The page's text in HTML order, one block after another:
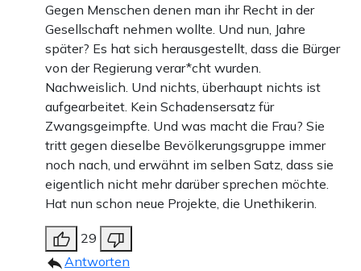
Gegen Menschen denen man ihr Recht in der
Gesellschaft nehmen wollte. Und nun, Jahre
später? Es hat sich herausgestellt, dass die Bürger
von der Regierung verar*cht wurden.
Nachweislich. Und nichts, überhaupt nichts ist
aufgearbeitet. Kein Schadensersatz für
Zwangsgeimpfte. Und was macht die Frau? Sie
tritt gegen dieselbe Bevölkerungsgruppe immer
noch nach, und erwähnt im selben Satz, dass sie
eigentlich nicht mehr darüber sprechen möchte.
Hat nun schon neue Projekte, die Unethikerin.
29
Antworten